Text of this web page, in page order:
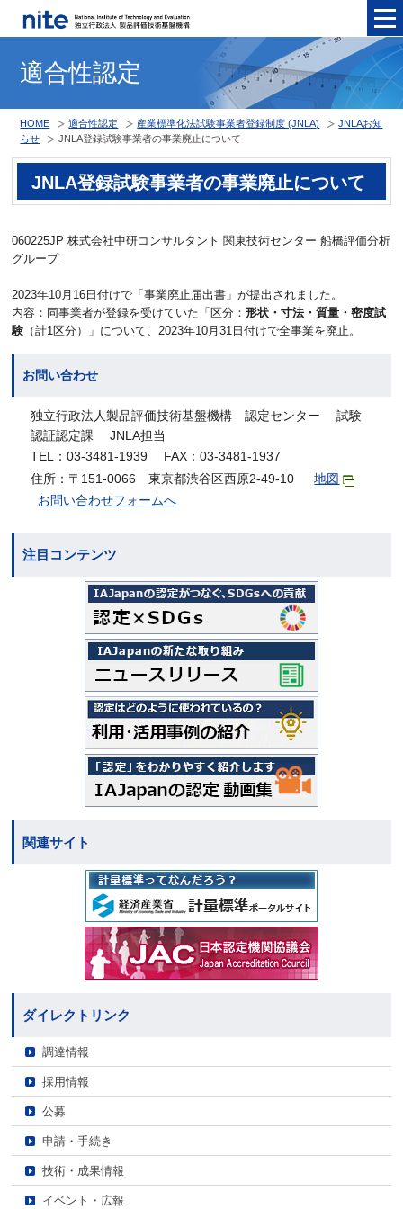
適合性認定
HOME 適合性認定 産業標準化法試験事業者登録制度 (JNLA)
JNLAお知
らせ
JNLA登録試験事業者の事業廃止について
JNLA登録試験事業者の事業廃止について
060225JP株式会社中研コンサルタント 関東技術センター 船橋評価分析
グループ
2023年10月16日付けで「事業廃止届出書」が提出されました。
内容：同事業者が登録を受けていた「区分：形状・寸法・質量・密度試
験 （計1区分）」について、2023年10月31日付けで全事業を廃止。
お問い合わせ
独立行政法人製品評価技術基盤機構 認定センター 試験
認証認定課 JNLA担当
TEL：03-3481-1939 FAX：03-3481-1937
住所：〒151-0066 東京都渋谷区西原2-49-10
地図
お問い合わせフォームへ
注目コンテンツ
関連サイト
ダイレクトリンク
調達情報
採用情報
公募
申請・手続き
技術・成果情報
イベント・広報